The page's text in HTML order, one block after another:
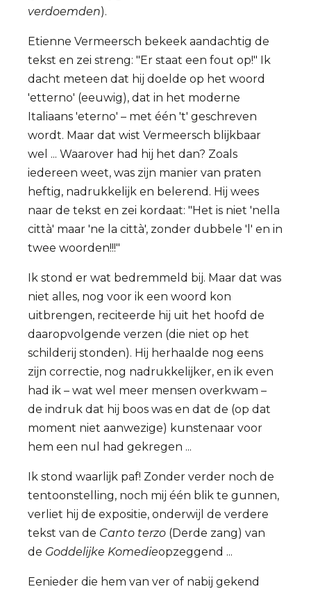
verdoemden).
Etienne Vermeersch bekeek aandachtig de
tekst en zei streng: "Er staat een fout op!" Ik
dacht meteen dat hij doelde op het woord
'etterno' (eeuwig), dat in het moderne
Italiaans 'eterno' – met één 't' geschreven
wordt. Maar dat wist Vermeersch blijkbaar
wel ... Waarover had hij het dan? Zoals
iedereen weet, was zijn manier van praten
heftig, nadrukkelijk en belerend. Hij wees
naar de tekst en zei kordaat: "Het is niet 'nella
città' maar 'ne la città', zonder dubbele 'l' en in
twee woorden!!!"
Ik stond er wat bedremmeld bij. Maar dat was
niet alles, nog voor ik een woord kon
uitbrengen, reciteerde hij uit het hoofd de
daaropvolgende verzen (die niet op het
schilderij stonden). Hij herhaalde nog eens
zijn correctie, nog nadrukkelijker, en ik even
had ik – wat wel meer mensen overkwam –
de indruk dat hij boos was en dat de (op dat
moment niet aanwezige) kunstenaar voor
hem een nul had gekregen ...
Ik stond waarlijk paf! Zonder verder noch de
tentoonstelling, noch mij één blik te gunnen,
verliet hij de expositie, onderwijl de verdere
tekst van de Canto terzo (Derde zang) van
de Goddelijke Komedieopzeggend ...
Eenieder die hem van ver of nabij gekend